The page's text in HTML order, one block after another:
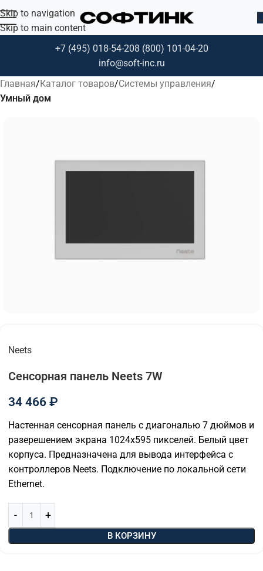
Skip to navigation
Skip to main content
+7 (495) 018-54-208 (800) 101-04-20
info@soft-inc.ru
Главная Каталог товаров Системы управления
Умный дом
Neets
Сенсорная панель Neets 7W
34 466 ₽
Настенная сенсорная панель с диагональю 7 дюймов и
разерешением экрана 1024х595 пикселей. Белый цвет
корпуса. Предназначена для вывода интерфейса с
контроллеров Neets. Подключение по локальной сети
Ethernet.
В КОРЗИНУ